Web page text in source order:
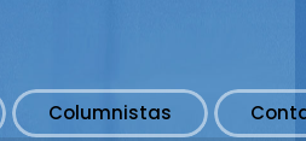
Columnistas